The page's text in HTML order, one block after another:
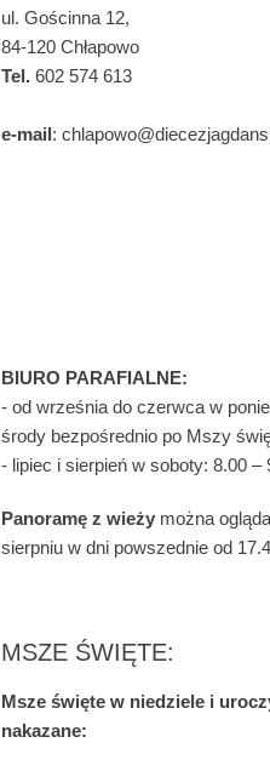
ul. Gościnna 12,
84-120 Chłapowo
Tel. 602 574 613
e-mail:
BIURO PARAFIALNE:
- od września do czerwca w
środy bezpośrednio po Mszy
- lipiec i sierpień w soboty: 8.00 –
Panoramę z wieży można
sierpniu w dni powszednie od
MSZE ŚWIĘTE:
Msze święte w niedziele i
nakazane: